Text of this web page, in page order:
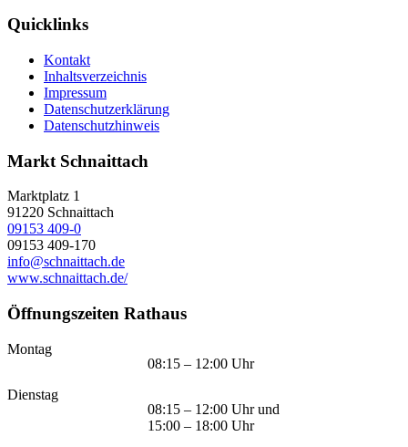
Quicklinks
Kontakt
Inhaltsverzeichnis
Impressum
Datenschutzerklärung
Datenschutzhinweis
Markt Schnaittach
Marktplatz 1
91220 Schnaittach
09153 409-0
09153 409-170
info@schnaittach.de
www.schnaittach.de/
Öffnungszeiten Rathaus
Montag
08:15 – 12:00 Uhr
Dienstag
08:15 – 12:00 Uhr und
15:00 – 18:00 Uhr